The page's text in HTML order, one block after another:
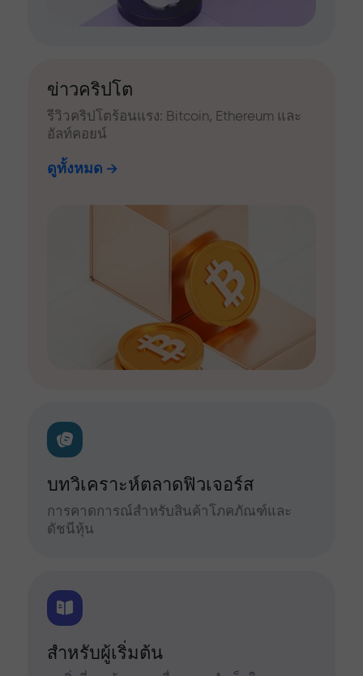
ข่าวคริปโต
รีวิวคริปโตร้อนแรง: Bitcoin, Ethereum และ
อัลท์คอยน์
ดูทั้งหมด
บทวิเคราะห์ตลาดฟิวเจอร์ส
การคาดการณ์สำหรับสินค้าโภคภัณฑ์และ
ดัชนีหุ้น
สำหรับผู้เริ่มต้น